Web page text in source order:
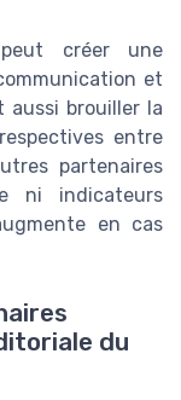
créer une
et
aussi brouiller la
entre
partenaires
ni indicateurs
en cas
du